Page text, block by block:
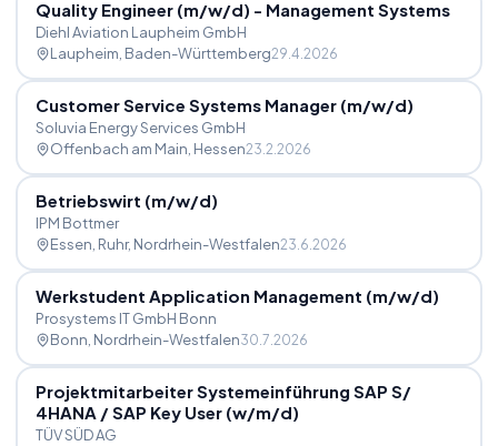
Quality Engineer (m/w/d) - Management Systems
Diehl Aviation Laupheim GmbH
Laupheim , Baden-Württemberg29.4.2026
Customer Service Systems Manager (m/w/d)
Soluvia Energy Services GmbH
Offenbach am Main , Hessen23.2.2026
Betriebswirt (m/w/d)
IPM Bottmer
Essen, Ruhr, Nordrhein-Westfalen23.6.2026
Werkstudent Application Management (m/w/d)
Prosystems IT GmbH Bonn
Bonn , Nordrhein-Westfalen30.7.2026
Projektmitarbeiter Systemeinführung SAP S/
4HANA /SAP Key User (w/m/d)
TÜV SÜD AG